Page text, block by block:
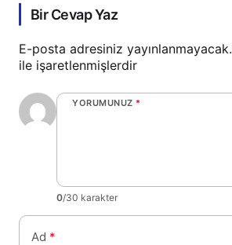
Bir Cevap Yaz
E-posta adresiniz yayınlanmayacak.
ile işaretlenmişlerdir
YORUMUNUZ *
0/30 karakter
Ad *